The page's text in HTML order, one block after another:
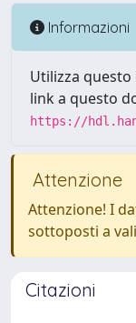
Informazioni
Utilizza
link a questo
https://
Attenzione
Attenzione! I
sottoposti a
Citazioni